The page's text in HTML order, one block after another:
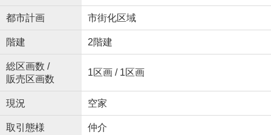
都市計画 市街化区域
階建 2階建
総区画数 /
販売区画数
1区画 / 1区画
現況 空家
取引態様 仲介